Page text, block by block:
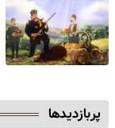
پربازدیدها